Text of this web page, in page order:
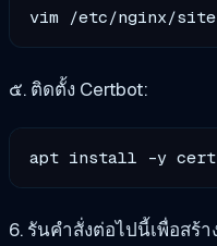
๕. ติดตั้ง Certbot:
6. รันคำสั่งต่อไปนี้เพื่อสร้า